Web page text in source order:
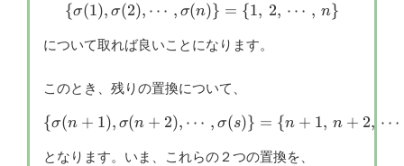
{σ(1), σ(2), ⋯ , σ(n)} = {1, 2, ⋯ , n}
について取れば良いことになります。
このとき、残りの置換について、
{σ(n + 1), σ(n + 2), ⋯ , σ(s)} = {n + 1, n + 2, ⋯
となります。いま、これらの２つの置換を、